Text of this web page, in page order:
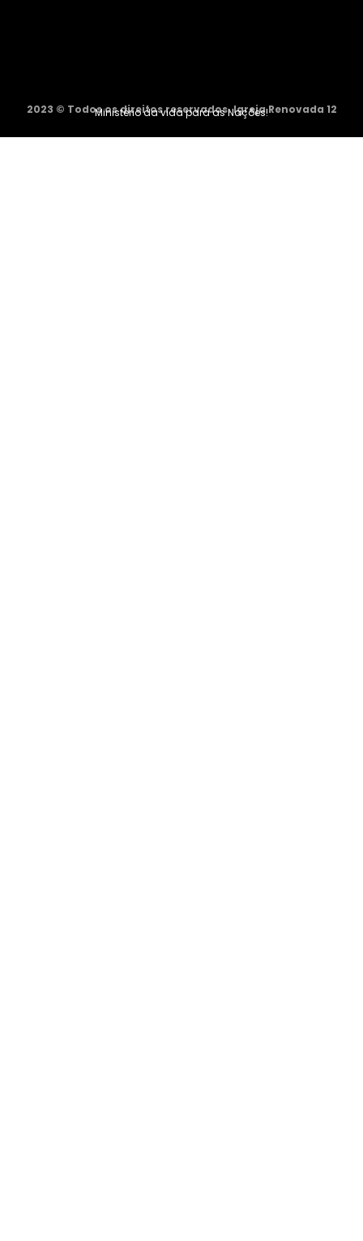
2023 © Todos os direitos reservados. Igreja Renovada 12
Ministério da vida para as Nações!